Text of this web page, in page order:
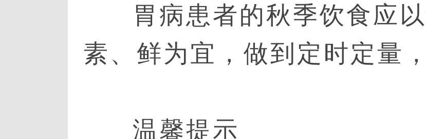
胃病患者的秋季饮食应
素、鲜为宜，做到定时定量
温馨提示